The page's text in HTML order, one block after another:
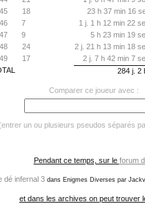
45
18
23 h 37 min 16
46
7
1 j. 1 h 12 min 22
47
9
5 h 23 min 19
48
24
2 j. 21 h 13 min 18
49
17
2 j. 7 h 42 min 7
284 j. 2
Comparer ce joueur avec :
(entrer un ou plusieurs pseudos séparés
Pendant ce temps, sur le forum
dé infernal 3 dans Enigmes Diverses par
et dans les archives on peut trouver